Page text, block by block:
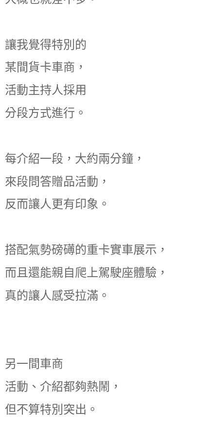
讓我覺得特別的
某間貨卡車商，
活動主持人採用
分段方式進行。
每介紹一段，大約兩分鐘，
來段問答贈品活動，
反而讓人更有印象。
搭配氣勢磅礡的重卡實車展示，
而且還能親自爬上駕駛座體驗，
真的讓人感受拉滿。
另一間車商
活動、介紹都夠熱鬧，
但不算特別突出。